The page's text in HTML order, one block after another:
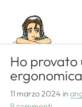
Ho
ergonomica
11 marzo 2024 in